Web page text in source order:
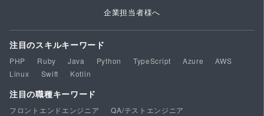
企業担当者様へ
注目のスキルキーワード
PHP Ruby Java Python TypeScript Azure
AWS
Linux
Swift Kotlin
注目の職種キーワード
フロントエンドエンジニア
QA/テストエンジニア